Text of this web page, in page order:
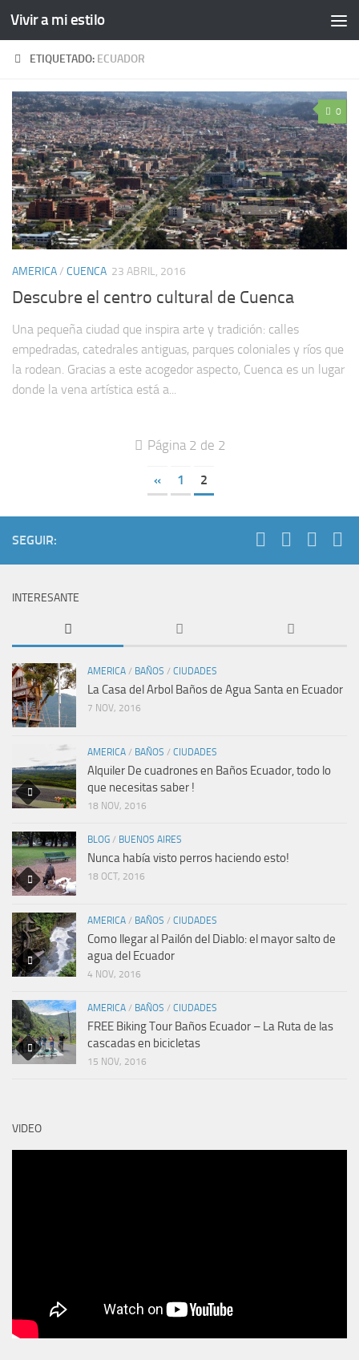
Vivir a mi estilo
ETIQUETADO: ECUADOR
0
AMERICA/ CUENCA 23 ABRIL, 2016
Descubre el centro cultural de Cuenca
Una pequeña ciudad que inspira arte y tradición: calles
empedradas, catedrales antiguas, parques coloniales y ríos que
la rodean. Gracias a este acogedor aspecto, Cuenca es un lugar
donde la vena artística está a...
Página 2 de 2
« 1 2
SEGUIR:
INTERESANTE
AMERICA / BAÑOS / CIUDADES
La Casa del Arbol Baños de Agua Santa en Ecuador
7 NOV, 2016
AMERICA / BAÑOS / CIUDADES
Alquiler De cuadrones en Baños Ecuador, todo lo
que necesitas saber !
18 NOV, 2016
BLOG / BUENOS AIRES
Nunca había visto perros haciendo esto!
18 OCT, 2016
AMERICA / BAÑOS / CIUDADES
Como llegar al Pailón del Diablo: el mayor salto de
agua del Ecuador
4 NOV, 2016
AMERICA / BAÑOS / CIUDADES
FREE Biking Tour Baños Ecuador – La Ruta de las
cascadas en bicicletas
15 NOV, 2016
VIDEO